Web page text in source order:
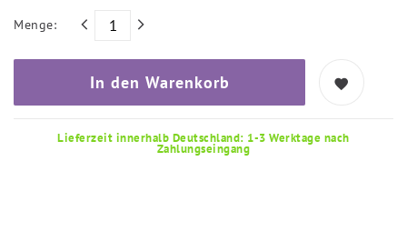
Menge:
In den Warenkorb
Lieferzeit innerhalb Deutschland: 1-3 Werktage nach
Zahlungseingang